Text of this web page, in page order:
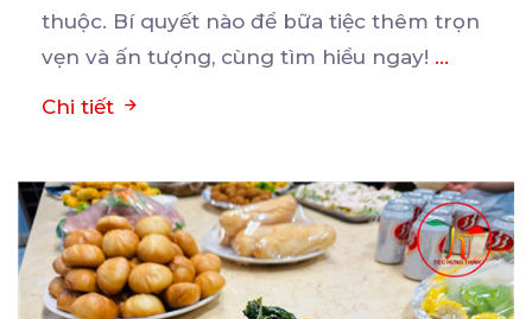
thuộc. Bí quyết nào để bữa tiệc thêm trọn
vẹn và ấn tượng, cùng tìm hiểu ngay! ...
Chi tiết